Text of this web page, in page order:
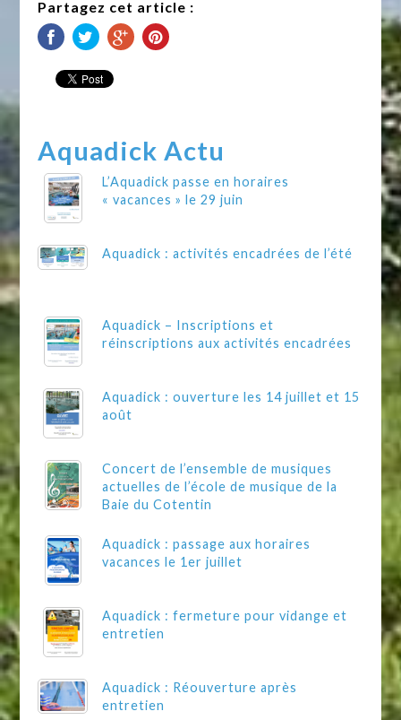
Partagez cet article :
Aquadick Actu
L’Aquadick passe en horaires
« vacances » le 29 juin
Aquadick : activités encadrées de l’été
Aquadick – Inscriptions et
réinscriptions aux activités encadrées
Aquadick : ouverture les 14 juillet et 15
août
Concert de l’ensemble de musiques
actuelles de l’école de musique de la
Baie du Cotentin
Aquadick : passage aux horaires
vacances le 1er juillet
Aquadick : fermeture pour vidange et
entretien
Aquadick : Réouverture après
entretien